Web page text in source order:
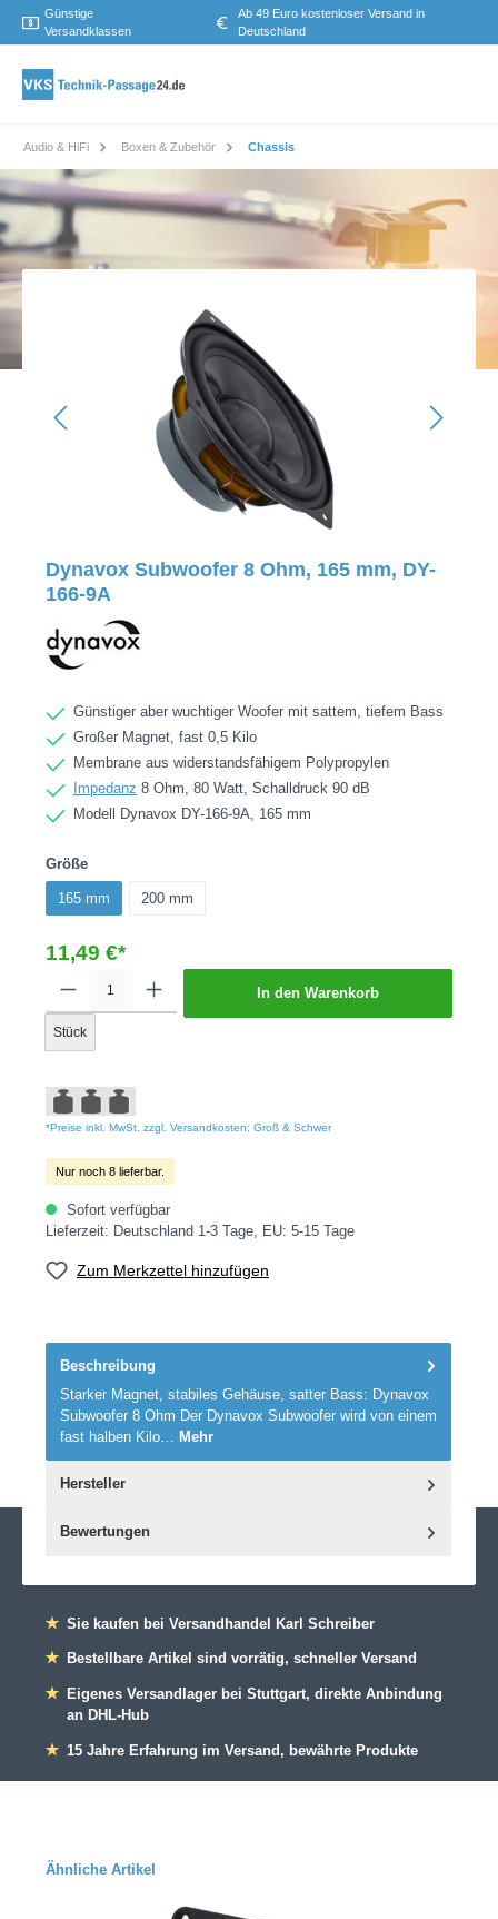
Günstige
Versandklassen
Ab 49 Euro kostenloser Versand in
Deutschland
Audio & HiFi Boxen & Zubehör Chassis
Dynavox Subwoofer 8 Ohm, 165 mm, DY-
166-9A
Günstiger aber wuchtiger Woofer mit sattem, tiefem Bass
Großer Magnet, fast 0,5 Kilo
Membrane aus widerstandsfähigem Polypropylen
Impedanz 8 Ohm, 80 Watt, Schalldruck 90 dB
Modell Dynavox DY-166-9A, 165 mm
Größe
165 mm 200 mm
11,49 €*
Stück
In den Warenkorb
*Preise inkl. MwSt. zzgl. Versandkosten: Groß & Schwer
Nur noch 8 lieferbar.
Sofort verfügbar
Lieferzeit: Deutschland 1-3 Tage, EU: 5-15 Tage
Zum Merkzettel hinzufügen
Beschreibung
Starker Magnet, stabiles Gehäuse, satter Bass: Dynavox
Subwoofer 8 Ohm Der Dynavox Subwoofer wird von einem
fast halben Kilo… Mehr
Hersteller
Bewertungen
★ Sie kaufen bei Versandhandel Karl Schreiber
★ Bestellbare Artikel sind vorrätig, schneller Versand
★ Eigenes Versandlager bei Stuttgart, direkte Anbindung
an DHL-Hub
★ 15 Jahre Erfahrung im Versand, bewährte Produkte
Ähnliche Artikel